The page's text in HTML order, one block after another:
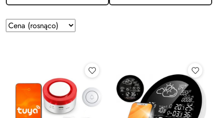
Zastosowano
sortowanie:
Sortuj
według